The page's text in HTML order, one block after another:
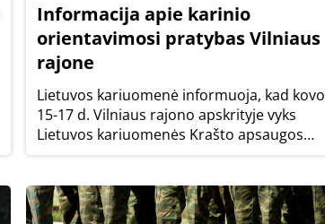
Informacija apie karinio
orientavimosi pratybas Vilniaus
rajone
Lietuvos kariuomenė informuoja, kad kovo
15-17 d. Vilniaus rajono apskrityje vyks
Lietuvos kariuomenės Krašto apsaugos
savanorių pajėgų Didžiosios Kovos
aprūpinimo kuopos Žvalgybos būrio
karinio orientavimosi...